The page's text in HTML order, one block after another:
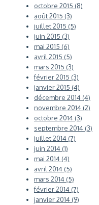
octobre 2015 (8)
août 2015 (3)
juillet 2015 (5)
juin 2015 (3)
mai 2015 (6)
avril 2015 (5)
mars 2015 (3)
février 2015 (3)
janvier 2015 (4)
décembre 2014 (4)
novembre 2014 (2)
octobre 2014 (3)
septembre 2014 (3)
juillet 2014 (7)
juin 2014 (1)
mai 2014 (4)
avril 2014 (5)
mars 2014 (5)
février 2014 (7)
janvier 2014 (9)